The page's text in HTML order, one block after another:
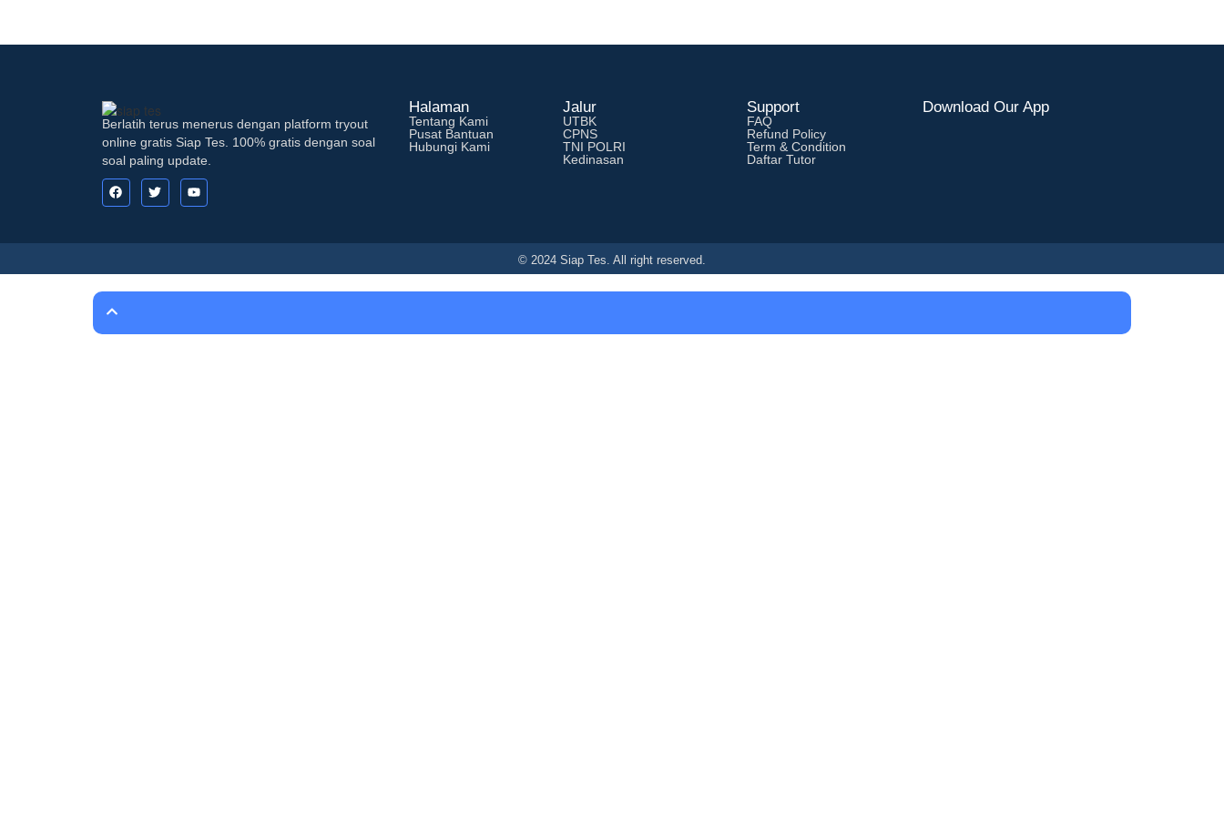
Berlatih terus menerus dengan platform tryout
online gratis Siap Tes. 100% gratis dengan soal
soal paling update.
Halaman
Tentang Kami
Pusat Bantuan
Hubungi Kami
Jalur
UTBK
CPNS
TNI POLRI
Kedinasan
Support
FAQ
Refund Policy
Term & Condition
Daftar Tutor
Download Our App
© 2024 Siap Tes. All right reserved.